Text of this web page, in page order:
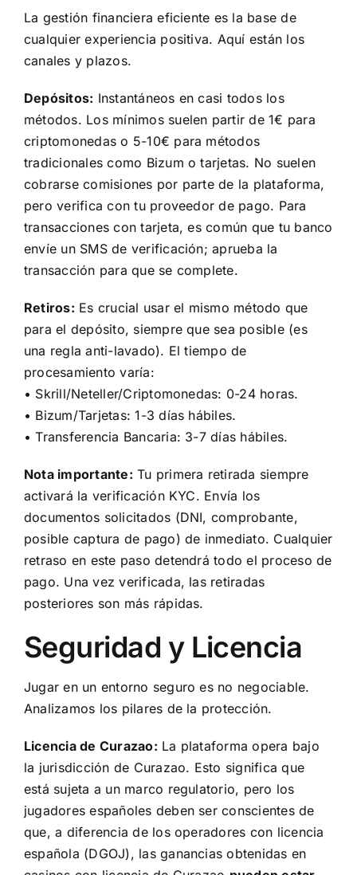
La gestión financiera eficiente es la base de
cualquier experiencia positiva. Aquí están los
canales y plazos.
Depósitos: Instantáneos en casi todos los
métodos. Los mínimos suelen partir de 1€ para
criptomonedas o 5-10€ para métodos
tradicionales como Bizum o tarjetas. No suelen
cobrarse comisiones por parte de la plataforma,
pero verifica con tu proveedor de pago. Para
transacciones con tarjeta, es común que tu banco
envíe un SMS de verificación; aprueba la
transacción para que se complete.
Retiros: Es crucial usar el mismo método que
para el depósito, siempre que sea posible (es
una regla anti-lavado). El tiempo de
procesamiento varía:
• Skrill/Neteller/Criptomonedas: 0-24 horas.
• Bizum/Tarjetas: 1-3 días hábiles.
• Transferencia Bancaria: 3-7 días hábiles.
Nota importante: Tu primera retirada siempre
activará la verificación KYC. Envía los
documentos solicitados (DNI, comprobante,
posible captura de pago) de inmediato. Cualquier
retraso en este paso detendrá todo el proceso de
pago. Una vez verificada, las retiradas
posteriores son más rápidas.
Seguridad y Licencia
Jugar en un entorno seguro es no negociable.
Analizamos los pilares de la protección.
Licencia de Curazao: La plataforma opera bajo
la jurisdicción de Curazao. Esto significa que
está sujeta a un marco regulatorio, pero los
jugadores españoles deben ser conscientes de
que, a diferencia de los operadores con licencia
española (DGOJ), las ganancias obtenidas en